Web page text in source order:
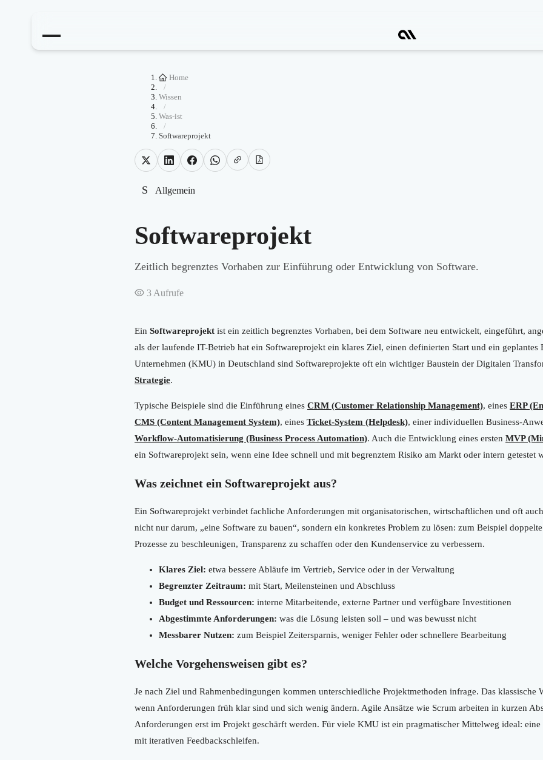
Home
/
Wissen
/
Was-ist
/
Softwareprojekt
S Allgemein
Softwareprojekt
Zeitlich begrenztes Vorhaben zur Einführung oder Entwicklung von Software.
3 Aufrufe
Ein Softwareprojekt ist ein zeitlich begrenztes Vorhaben, bei dem Software neu entwickelt, eingeführt,
als der laufende IT-Betrieb hat ein Softwareprojekt ein klares Ziel, einen definierten Start und ein geplantes
Unternehmen (KMU) in Deutschland sind Softwareprojekte oft ein wichtiger Baustein der Digitalen
Strategie.
Typische Beispiele sind die Einführung eines CRM (Customer Relationship Management), eines ERP
CMS (Content Management System), eines Ticket-System (Helpdesk), einer individuellen Business-
Workflow-Automatisierung (Business Process Automation). Auch die Entwicklung eines ersten MVP
ein Softwareprojekt sein, wenn eine Idee schnell und mit begrenztem Risiko am Markt oder intern getestet
Was zeichnet ein Softwareprojekt aus?
Ein Softwareprojekt verbindet fachliche Anforderungen mit organisatorischen, wirtschaftlichen und oft
nicht nur darum, „eine Software zu bauen“, sondern ein konkretes Problem zu lösen: zum Beispiel
Prozesse zu beschleunigen, Transparenz zu schaffen oder den Kundenservice zu verbessern.
Klares Ziel: etwa bessere Abläufe im Vertrieb, Service oder in der Verwaltung
Begrenzter Zeitraum: mit Start, Meilensteinen und Abschluss
Budget und Ressourcen: interne Mitarbeitende, externe Partner und verfügbare Investitionen
Abgestimmte Anforderungen: was die Lösung leisten soll – und was bewusst nicht
Messbarer Nutzen: zum Beispiel Zeitersparnis, weniger Fehler oder schnellere Bearbeitung
Welche Vorgehensweisen gibt es?
Je nach Ziel und Rahmenbedingungen kommen unterschiedliche Projektmethoden infrage. Das klassische
wenn Anforderungen früh klar sind und sich wenig ändern. Agile Ansätze wie Scrum arbeiten in kurzen
Anforderungen erst im Projekt geschärft werden. Für viele KMU ist ein pragmatischer Mittelweg ideal:
mit iterativen Feedbackschleifen.